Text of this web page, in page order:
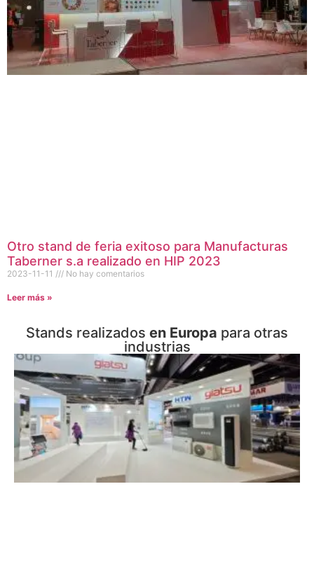
Otro stand de feria exitoso para Manufacturas
Taberner s.a realizado en HIP 2023
2023-11-11 No hay comentarios
Leer más »
Stands realizados en Europa para otras
industrias